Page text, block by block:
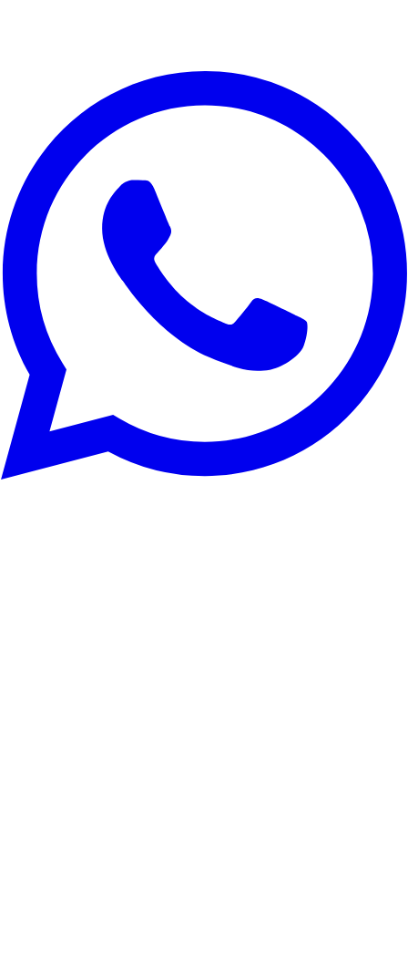
Usamos cookies para mejorar tu experiencia, analizar el trafico del
sitio y con fines de marketing. Puedes elegir que cookies aceptar.
Rechazar todo